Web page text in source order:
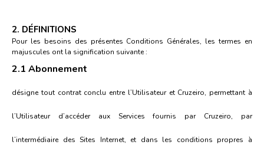
2. DÉFINITIONS
Pour les besoins des présentes Conditions Générales, les termes en
majuscules ont la signification suivante :
2.1 Abonnement
désigne tout contrat conclu entre l’Utilisateur et Cruzeiro, permettant à
l’Utilisateur d’accéder aux Services fournis par Cruzeiro, par
l’intermédiaire des Sites Internet, et dans les conditions propres à